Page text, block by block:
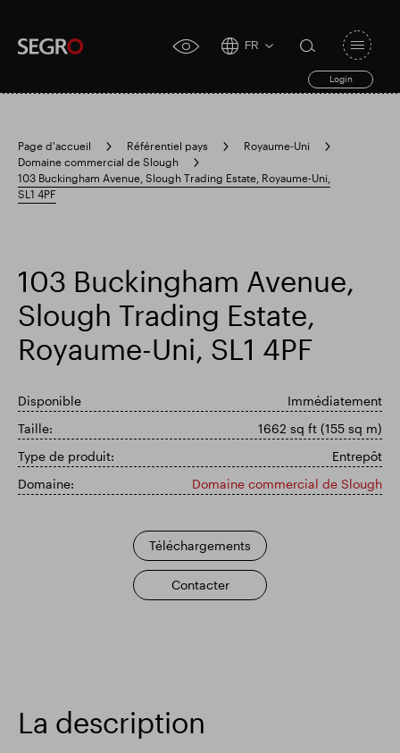
accessibility
FR
Login
search
form
Submit
Search
for
Dégager
Responsable SEGRO
Domaine commercial de Slough
Résultats financiers Mise à jour commerciale
toggle
Page d'accueil Référentiel pays
Royaume-Uni
Domaine commercial de Slough
103 Buckingham Avenue, Slough Trading Estate, Royaume-Uni,
SL1 4PF
103 Buckingham Avenue,
Slough Trading Estate,
Royaume-Uni, SL1 4PF
Disponible
Immédiatement
Taille:
1662 sq ft (155 sq m)
Type de produit:
Entrepôt
Domaine:
Domaine commercial de Slough
Téléchargements
Contacter
La description